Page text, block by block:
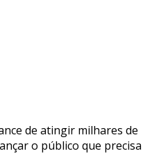
de atingir milhares de
o público que precisa